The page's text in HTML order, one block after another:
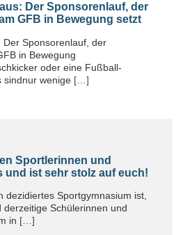
Der Sponsorenlauf, der
GFB in Bewegung setzt
Sponsorenlauf, der
in Bewegung
oder eine Fußball-
wenige […]
Sportlerinnen und
und ist sehr stolz auf euch!
dezidiertes Sportgymnasium ist,
Schülerinnen und
in […]